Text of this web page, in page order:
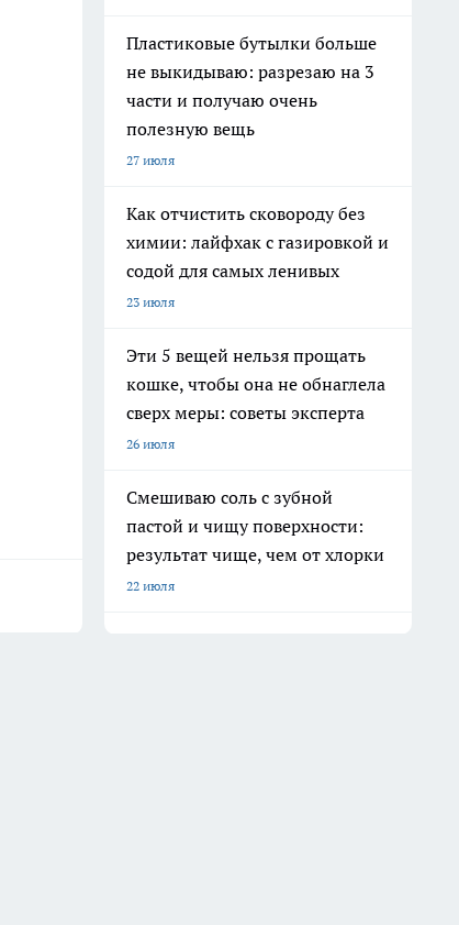
Пластиковые бутылки больше
не выкидываю: разрезаю на 3
части и получаю очень
полезную вещь
27 июля
Как отчистить сковороду без
химии: лайфхак с газировкой и
содой для самых ленивых
23 июля
Эти 5 вещей нельзя прощать
кошке, чтобы она не обнаглела
сверх меры: советы эксперта
26 июля
Смешиваю соль с зубной
пастой и чищу поверхности:
результат чище, чем от хлорки
22 июля